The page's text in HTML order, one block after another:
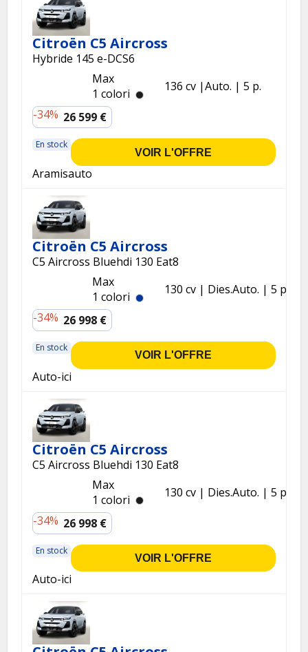
Citroën C5 Aircross
Hybride 145 e-DCS6
Max
1 colori
136 cv Auto.
5 p.
-34% 26 599 €
En stock
VOIR L'OFFRE
Aramisauto
Citroën C5 Aircross
C5 Aircross Bluehdi 130 Eat8
Max
1 colori
130 cv Dies.Auto.
5 p.
-34% 26 998 €
En stock
VOIR L'OFFRE
Auto-ici
Citroën C5 Aircross
C5 Aircross Bluehdi 130 Eat8
Max
1 colori
130 cv Dies.Auto.
5 p.
-34% 26 998 €
En stock
VOIR L'OFFRE
Auto-ici